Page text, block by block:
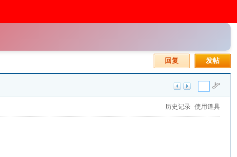
发帖
回复
历史记录 使用道具